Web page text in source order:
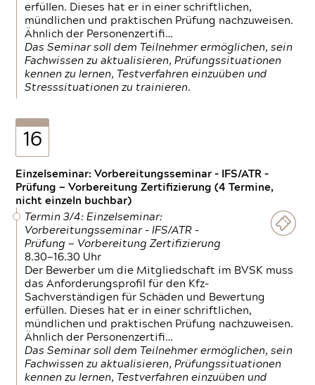
erfüllen. Dieses hat er in einer schriftlichen,
mündlichen und praktischen Prüfung nachzuweisen.
Ähnlich der Personenzertifi…
Das Seminar soll dem Teilnehmer ermöglichen, sein
Fachwissen zu aktualisieren, Prüfungssituationen
kennen zu lernen, Testverfahren einzuüben und
Stresssituationen zu trainieren.
16
Einzelseminar: Vorbereitungsseminar - IFS/ATR -
Prüfung — Vorbereitung Zertifizierung (4 Termine,
nicht einzeln buchbar)
Termin 3/4: Einzelseminar:
Vorbereitungsseminar - IFS/ATR -
Prüfung — Vorbereitung Zertifizierung
8.30—16.30 Uhr
Der Bewerber um die Mitgliedschaft im BVSK muss
das Anforderungsprofil für den Kfz-
Sachverständigen für Schäden und Bewertung
erfüllen. Dieses hat er in einer schriftlichen,
mündlichen und praktischen Prüfung nachzuweisen.
Ähnlich der Personenzertifi…
Das Seminar soll dem Teilnehmer ermöglichen, sein
Fachwissen zu aktualisieren, Prüfungssituationen
kennen zu lernen, Testverfahren einzuüben und